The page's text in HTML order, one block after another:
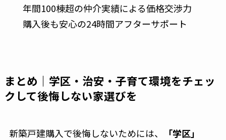
年間100棟超の仲介実績による価格交渉力
購入後も安心の24時間アフターサポート
まとめ｜学区・治安・子育て環境をチェッ
クして後悔しない家選びを
新築戸建購入で後悔しないためには、
「学区」